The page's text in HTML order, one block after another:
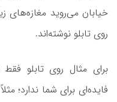
خیابان می‌روید مغازه‌های
روی تابلو نوشته‌اند.
برای مثال روی تابلو
فایده‌ای برای شما ندارد؛